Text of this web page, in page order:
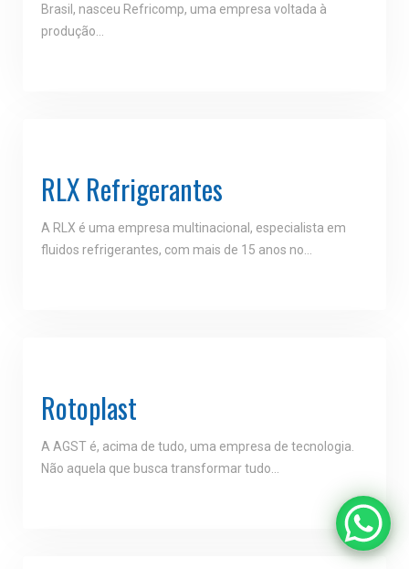
Brasil, nasceu Refricomp, uma empresa voltada à
produção…
RLX Refrigerantes
A RLX é uma empresa multinacional, especialista em
fluidos refrigerantes, com mais de 15 anos no…
Rotoplast
A AGST é, acima de tudo, uma empresa de tecnologia.
Não aquela que busca transformar tudo…